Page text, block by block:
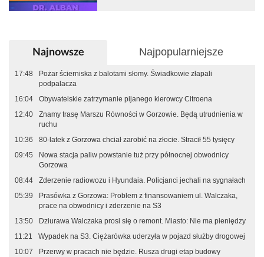
Najnowsze Najpopularniejsze
17:48
Pożar ścierniska z balotami słomy. Świadkowie złapali
podpalacza
16:04
Obywatelskie zatrzymanie pijanego kierowcy Citroena
12:40
Znamy trasę Marszu Równości w Gorzowie. Będą utrudnienia w
ruchu
10:36
80-latek z Gorzowa chciał zarobić na złocie. Stracił 55 tysięcy
09:45
Nowa stacja paliw powstanie tuż przy północnej obwodnicy
Gorzowa
08:44
Zderzenie radiowozu i Hyundaia. Policjanci jechali na sygnałach
05:39
Prasówka z Gorzowa: Problem z finansowaniem ul. Walczaka,
prace na obwodnicy i zderzenie na S3
13:50
Dziurawa Walczaka prosi się o remont. Miasto: Nie ma pieniędzy
11:21
Wypadek na S3. Ciężarówka uderzyła w pojazd służby drogowej
10:07
Przerwy w pracach nie będzie. Rusza drugi etap budowy